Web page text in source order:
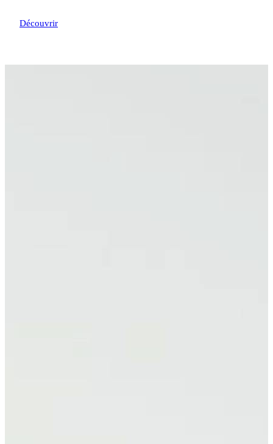
Découvrir